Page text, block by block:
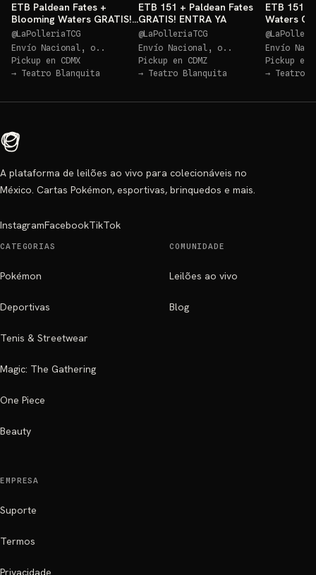
ETB Paldean Fates +
Blooming Waters GRATIS!
ENTRA YA
@LaPolleriaTCG
Envío Nacional, o..
Pickup en CDMX
→ Teatro Blanquita
ETB 151 + Paldean Fates
GRATIS! ENTRA YA
@LaPolleriaTCG
Envío Nacional, o..
Pickup en CDMZ
→ Teatro Blanquita
ETB 151
Waters
@
Envío
Pickup en
→ Teatro
A plataforma de leilões ao vivo para colecionáveis no
México. Cartas Pokémon, esportivas, brinquedos e mais.
InstagramFacebookTikTok
CATEGORIAS
Pokémon
Deportivas
Tenis & Streetwear
Magic: The Gathering
One Piece
Beauty
COMUNIDADE
Leilões ao vivo
Blog
EMPRESA
Suporte
Termos
Privacidade